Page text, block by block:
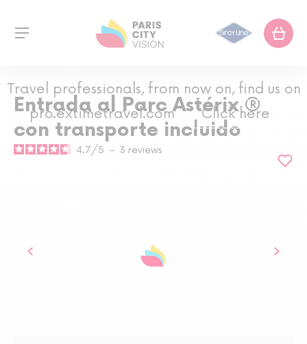
Travel professionals, from now on, find us on
pro.extimetravel.com
Click here
Entrada al Parc Astérix ®
con transporte incluido
4.7/5 - 3 reviews